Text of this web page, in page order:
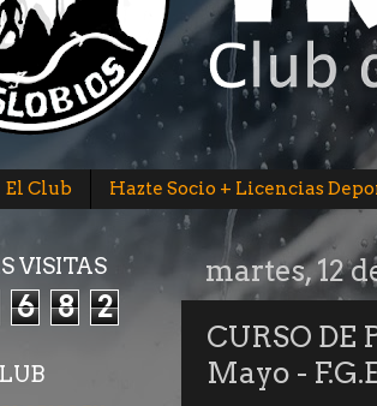
El Club Hazte Socio + Licencias
martes, 12
CURSO DE
Mayo -
VISITAS
6 8 2